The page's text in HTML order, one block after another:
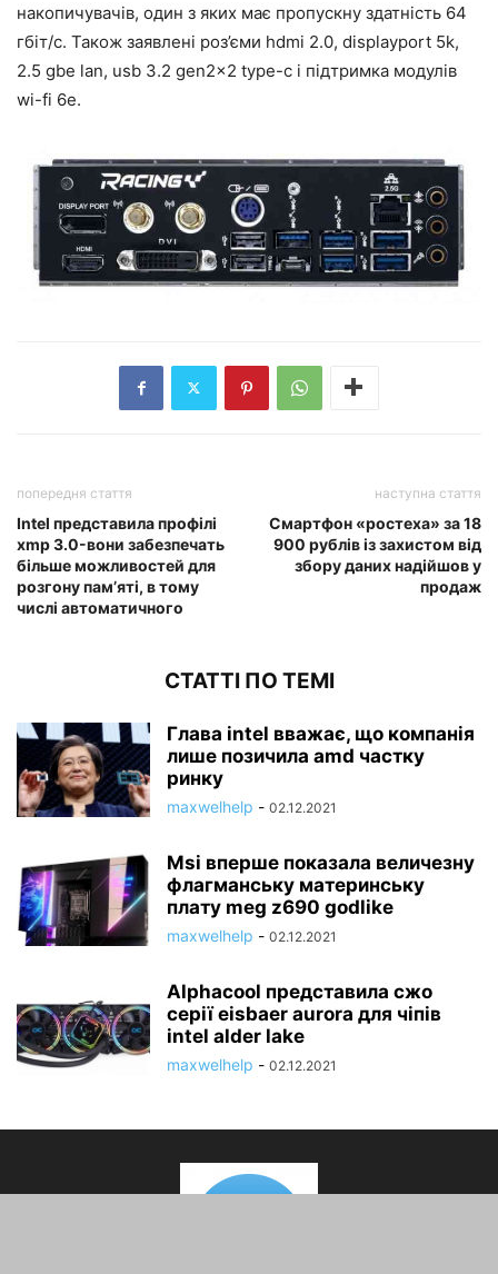
накопичувачів, один з яких має пропускну здатність 64
гбіт/с. Також заявлені роз’єми hdmi 2.0, displayport 5k,
2.5 gbe lan, usb 3.2 gen2x2 type-c і підтримка модулів
wi-fi 6e.
попередня стаття
Intel представила профілі
xmp 3.0-вони забезпечать
більше можливостей для
розгону пам’яті, в тому
числі автоматичного
наступна стаття
Смартфон «ростеха» за 18
900 рублів із захистом від
збору даних надійшов у
продаж
СТАТТІ ПО ТЕМІ
Глава intel вважає, що компанія
лише позичила amd частку
ринку
maxwelhelp - 02.12.2021
Msi вперше показала величезну
флагманську материнську
плату meg z690 godlike
maxwelhelp - 02.12.2021
Alphacool представила сжо
серії eisbaer aurora для чіпів
intel alder lake
maxwelhelp - 02.12.2021